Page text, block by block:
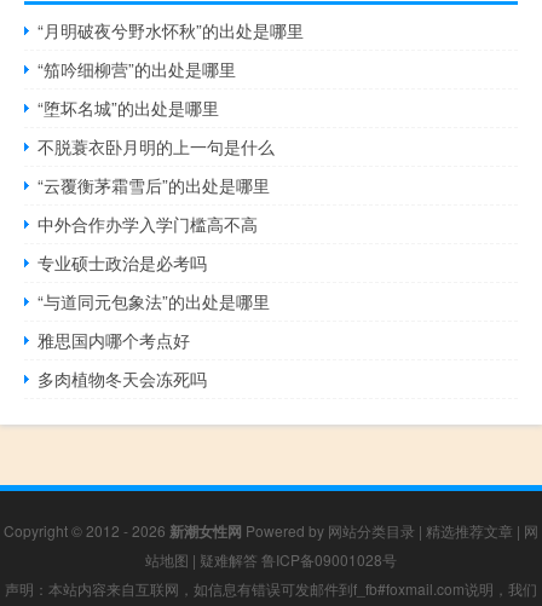
“月明破夜兮野水怀秋”的出处是哪里
“笳吟细柳营”的出处是哪里
“堕坏名城”的出处是哪里
不脱蓑衣卧月明的上一句是什么
“云覆衡茅霜雪后”的出处是哪里
中外合作办学入学门槛高不高
专业硕士政治是必考吗
“与道同元包象法”的出处是哪里
雅思国内哪个考点好
多肉植物冬天会冻死吗
Copyright © 2012 - 2026 新潮女性网 Powered by 网站分类目录 | 精选推荐文章 | 网
站地图 | 疑难解答 鲁ICP备09001028号
声明：本站内容来自互联网，如信息有错误可发邮件到f_fb#foxmail.com说明，我们